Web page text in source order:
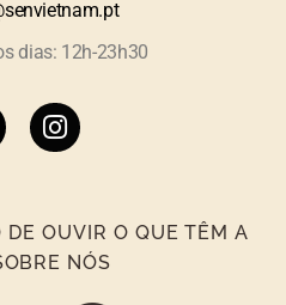
dias: 12h-23h30
DE OUVIR O QUE TÊM A
NÓS